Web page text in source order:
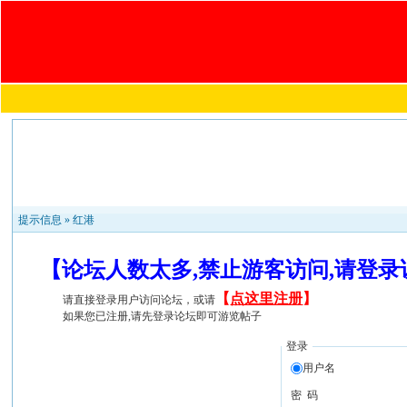
提示信息 »红港
【论坛人数太多,禁止游客访问,请登
请直接登录用户访问论坛，或请 【 点这里注册】
如果您已注册,请先登录论坛即可游览帖子
登录
用户名
密 码